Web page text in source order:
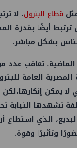
قطاع البترول، لا
بل ترتبط أيضًا بقدرة
بشكل مباشر.
تعاقب عدد
المصرية العامة
يمكن إنكارها،لكن
تشهدها النيابة
الذي استطاع
وتأثيرًا وقوة.